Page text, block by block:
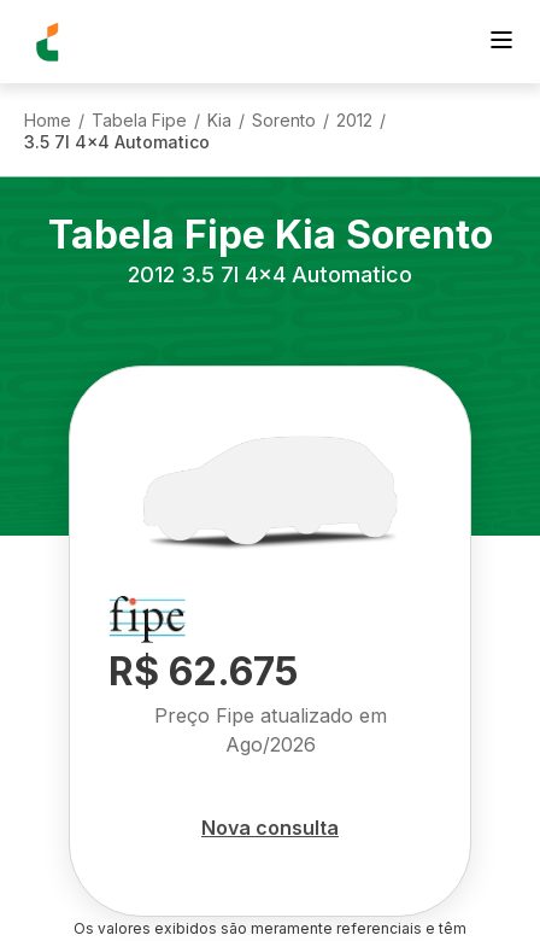
Home / Tabela Fipe / Kia / Sorento / 2012 /
3.5 7l 4x4 Automatico
Tabela Fipe Kia Sorento
2012 3.5 7l 4x4 Automatico
R$ 62.675
Preço Fipe atualizado em
Ago/2026
Nova consulta
Os valores exibidos são meramente referenciais e têm